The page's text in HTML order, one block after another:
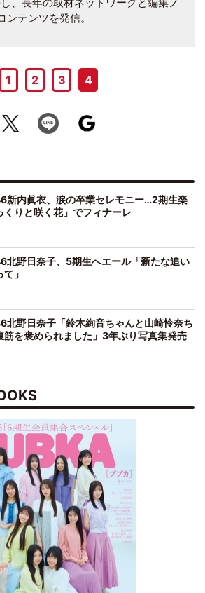
テンツを発信。
1 2 3 4
新内眞衣、涙の卒業セレモニー…2期生楽
くりと咲く花」でフィナーレ
北野日奈子、5期生へエール「新たな追い
」
北野日奈子「鈴木絢音ちゃんと山崎怜奈ち
筋を褒められました」3年ぶり写真集発売